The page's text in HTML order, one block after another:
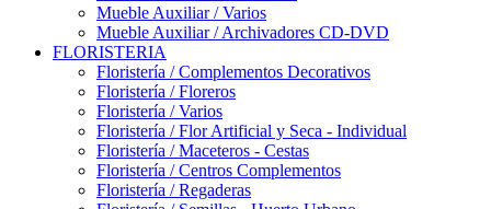
Mueble Auxiliar / Varios
Mueble Auxiliar / Archivadores CD-DVD
FLORISTERIA
Floristería / Complementos Decorativos
Floristería / Floreros
Floristería / Varios
Floristería / Flor Artificial y Seca - Individual
Floristería / Maceteros - Cestas
Floristería / Centros Complementos
Floristería / Regaderas